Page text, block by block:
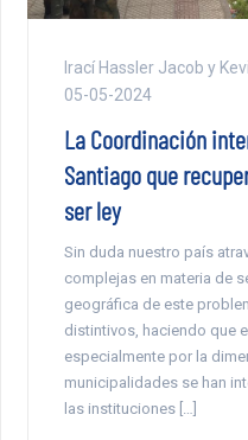
Irací Hassler Jacob y
05-05-2024
La Coordinación
Santiago que
ser ley
Sin duda nuestro país
complejas en materia de
geográfica de este
distintivos, haciendo que
especialmente por la
municipalidades se han
las instituciones […]